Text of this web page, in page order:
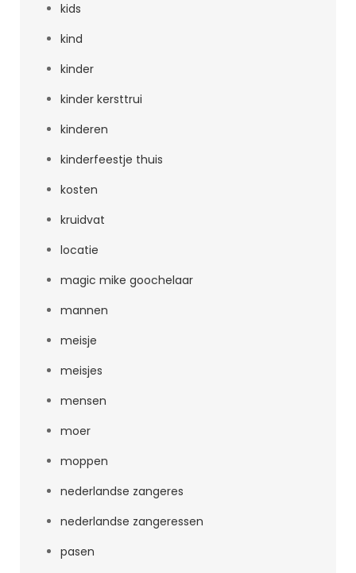
kids
kind
kinder
kinder kersttrui
kinderen
kinderfeestje thuis
kosten
kruidvat
locatie
magic mike goochelaar
mannen
meisje
meisjes
mensen
moer
moppen
nederlandse zangeres
nederlandse zangeressen
pasen